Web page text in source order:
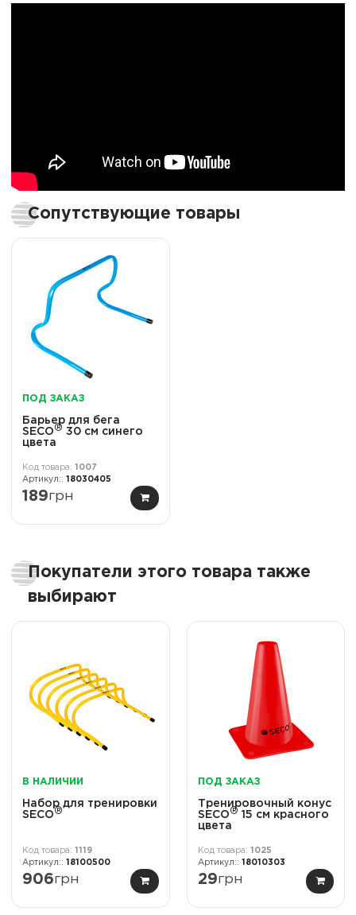
Сопутствующие товары
ПОД ЗАКАЗ
Барьер для бега
SECO® 30 см синего
цвета
1007
18030405
189грн
Покупатели этого товара также
выбирают
В НАЛИЧИИ
Набор для тренировки
SECO®
1119
18100500
906грн
ПОД ЗАКАЗ
Тренировочный конус
SECO® 15 см красного
цвета
1025
18010303
29грн